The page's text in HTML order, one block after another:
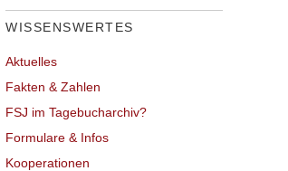
WISSENSWERTES
Aktuelles
Fakten & Zahlen
FSJ im Tagebucharchiv?
Formulare & Infos
Kooperationen